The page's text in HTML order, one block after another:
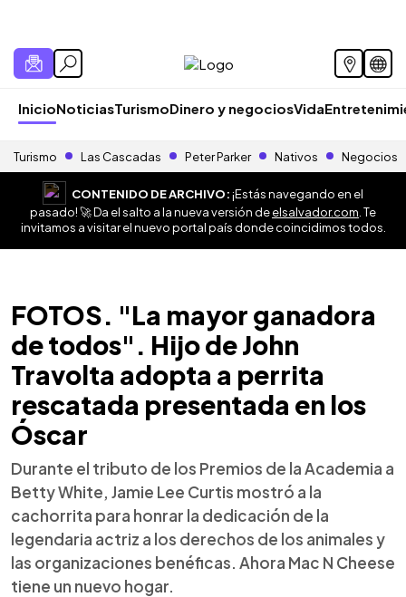
InicioNoticiasTurismoDinero y negociosVida
Turismo Las Cascadas Peter Parker Nativos Negocios
CONTENIDO DE ARCHIVO:¡Estás navegando en el
pasado! 🚀 Da el salto a la nueva versión deelsalvador.com . Te
invitamos a visitar el nuevo portal país donde coincidimos todos.
FOTOS. "La mayor ganadora
de todos". Hijo de John
Travolta adopta a perrita
rescatada presentada en los
Óscar
Durante el tributo de los Premios de la Academia a
Betty White, Jamie Lee Curtis mostró a la
cachorrita para honrar la dedicación de la
legendaria actriz a los derechos de los animales y
las organizaciones benéficas. Ahora Mac N Cheese
tiene un nuevo hogar.